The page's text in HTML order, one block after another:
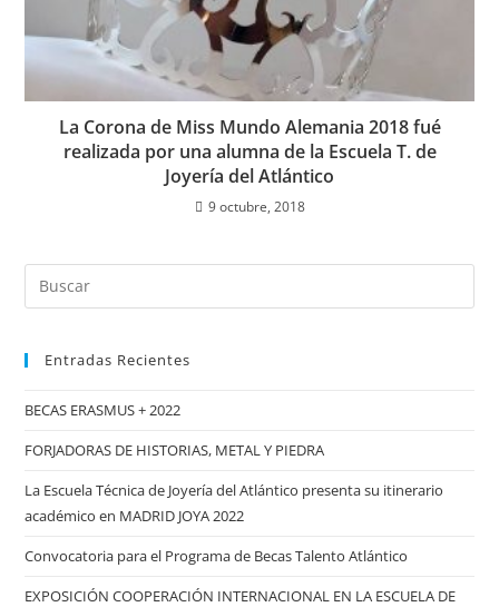
La Corona de Miss Mundo Alemania 2018 fué
realizada por una alumna de la Escuela T. de
Joyería del Atlántico
9 octubre, 2018
Buscar:
Entradas Recientes
BECAS ERASMUS + 2022
FORJADORAS DE HISTORIAS, METAL Y PIEDRA
La Escuela Técnica de Joyería del Atlántico presenta su itinerario
académico en MADRID JOYA 2022
Convocatoria para el Programa de Becas Talento Atlántico
EXPOSICIÓN COOPERACIÓN INTERNACIONAL EN LA ESCUELA DE